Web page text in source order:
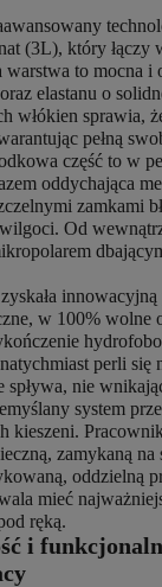
(3L), który łączy
to mocna i
elastanu o
włókien sprawia,
pełną
część to w
oddychająca
zamkami
Od
innowacyjną
w 100% wolne
perli się
spływa, nie
system
kieszeni.
zamykaną na
oddzielną
mieć
ręką.
i